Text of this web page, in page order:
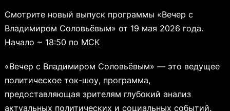
Смотрите новый выпуск программы «Вечер с
Владимиром Соловьёвым» от 19 мая 2026 года.
Начало ~ 18:50 по МСК
«Вечер с Владимиром Соловьёвым» — это ведущее
политическое ток-шоу, программа,
предоставляющая зрителям глубокий анализ
актуальных политических и социальных событий.